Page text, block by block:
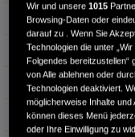
Kilometerstand
Kraftstoffart
Getriebe
Türen
Wir und unsere1015
Browsing-Daten oder
darauf zu . Wenn Sie
Technologien die unter
Folgendes
von Alle ablehnen oder
Technologien deaktiviert.
möglicherweise Inhalte
können dieses Menü
oder Ihre Einwilligung zu